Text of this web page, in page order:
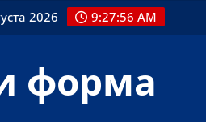
2026 9:27:57 AM
форма